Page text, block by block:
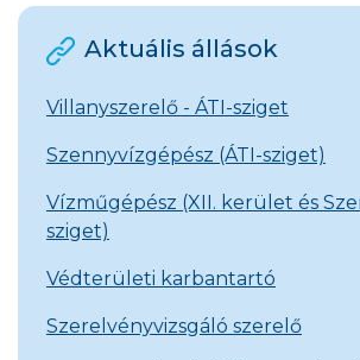
Aktuális állások
Villanyszerelő - ÁTI-sziget
Szennyvízgépész (ÁTI-sziget)
Vízműgépész (XII. kerület és
sziget)
Védterületi karbantartó
Szerelvényvizsgáló szerelő